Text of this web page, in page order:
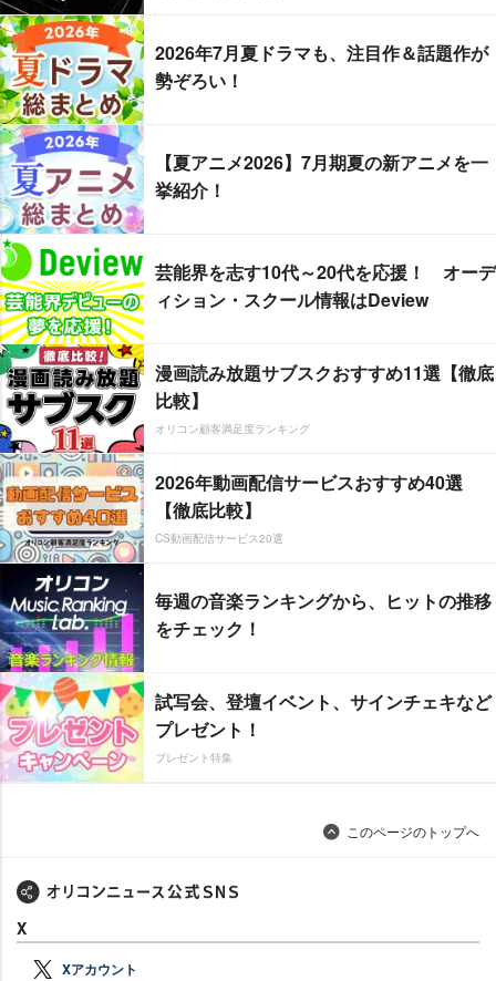
2026年7月夏ドラマも、注目作＆話題作が
勢ぞろい！
【夏アニメ2026】7月期夏の新アニメを一
挙紹介！
芸能界を志す10代～20代を応援！ オーデ
ィション・スクール情報はDeview
漫画読み放題サブスクおすすめ11選【徹底
比較】
オリコン顧客満足度ランキング
2026年動画配信サービスおすすめ40選
【徹底比較】
CS動画配信サービス20選
毎週の音楽ランキングから、ヒットの推移
をチェック！
試写会、登壇イベント、サインチェキなど
プレゼント！
プレゼント特集
このページのトップへ
X
Xアカウント